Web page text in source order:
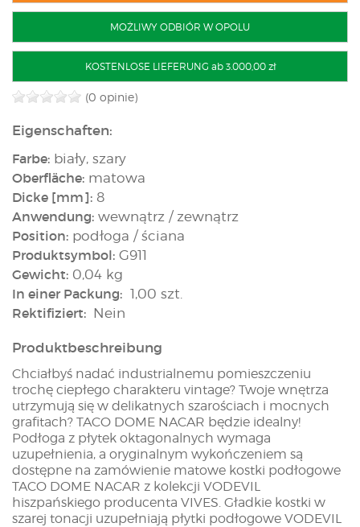
MOŻLIWY ODBIÓR W OPOLU
KOSTENLOSE LIEFERUNG ab 3.000,00 zł
(0 opinie)
Eigenschaften:
Farbe: biały, szary
Oberfläche: matowa
Dicke [mm]: 8
Anwendung: wewnątrz / zewnątrz
Position: podłoga / ściana
Produktsymbol: G911
Gewicht: 0,04 kg
In einer Packung: 1,00 szt.
Rektifiziert: Nein
Produktbeschreibung
Chciałbyś nadać industrialnemu pomieszczeniu
trochę ciepłego charakteru vintage? Twoje wnętrza
utrzymują się w delikatnych szarościach i mocnych
grafitach? TACO DOME NACAR będzie idealny!
Podłoga z płytek oktagonalnych wymaga
uzupełnienia, a oryginalnym wykończeniem są
dostępne na zamówienie matowe kostki podłogowe
TACO DOME NACAR z kolekcji VODEVIL
hiszpańskiego producenta VIVES. Gładkie kostki w
szarej tonacji uzupełniają płytki podłogowe VODEVIL